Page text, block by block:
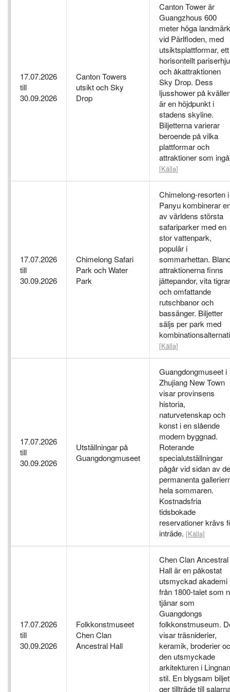
17.07.2026
till
30.09.2026
Canton Towers
utsikt och Sky
Drop
Canton Tower är
Guangzhous 600
meter höga
vid Pärlfloden, med
utsiktsplattformar, ett
horisontellt
och åkattraktionen
Sky Drop. Dess
ljusshower på
är en höjdpunkt i
stadens skyline.
Biljetterna varierar
beroende på vilka
plattformar och
attraktioner som
[Källa]
17.07.2026
till
30.09.2026
Chimelong Safari
Park och Water
Park
Chimelong-resorten i
Panyu kombinerar
av världens största
safariparker med en
stor vattenpark,
populär i
sommarhettan.
attraktionerna finns
jättepandor, vita tigrar
och omfattande
rutschbanor och
bassänger. Biljetter
säljs per park med
[Källa]
17.07.2026
till
30.09.2026
Utställningar på
Guangdongmuseet
Guangdongmuseet i
Zhujiang New Town
visar provinsens
historia,
naturvetenskap och
konst i en slående
modern byggnad.
Roterande
specialutställningar
pågår vid sidan av de
permanenta
hela sommaren.
Kostnadsfria
tidsbokade
reservationer krävs
inträde. [Källa]
17.07.2026
till
30.09.2026
Folkkonstmuseet
Chen Clan
Ancestral Hall
Chen Clan Ancestral
Hall är en påkostat
utsmyckad akademi
från 1800-talet som
tjänar som
Guangdongs
folkkonstmuseum.
visar träsniderier,
keramik, broderier
den utsmyckade
arkitekturen i
stil. En blygsam
ger tillträde till